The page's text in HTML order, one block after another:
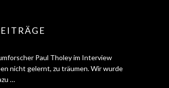
Paul Tholey im Interview
nicht gelernt, zu träumen. Wir wurden
…